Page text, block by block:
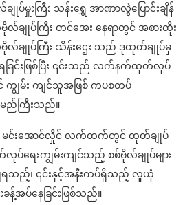
ပ်မှူးကြီး သန်းရွှေ အာဏာလွှဲပြောင်းချိန်
ချုပ်ကြီး တင်အေး နေရာတွင် အစားထိုး
ချုပ်ကြီး သိန်းဌေး သည် ဒုထုတ်ချုပ်မှ
ြင်းဖြစ်ပြီး ၎င်းသည် လက်နက်ထုတ်လုပ်
င် ကျွမ်း ကျင်သူအဖြစ် ကပစတပ်
မည်ကြီးသည်။
င် မင်းအောင်လှိုင် လက်ထက်တွင် ထုတ်ချုပ်
ရေးကျွမ်းကျင်သည့် စစ်ဗိုလ်ချုပ်များ
သည့်၊ ၎င်းနှင့်အနီးကပ်ရှိသည့် လူယုံ
န့်အပ်နေခြင်းဖြစ်သည်။